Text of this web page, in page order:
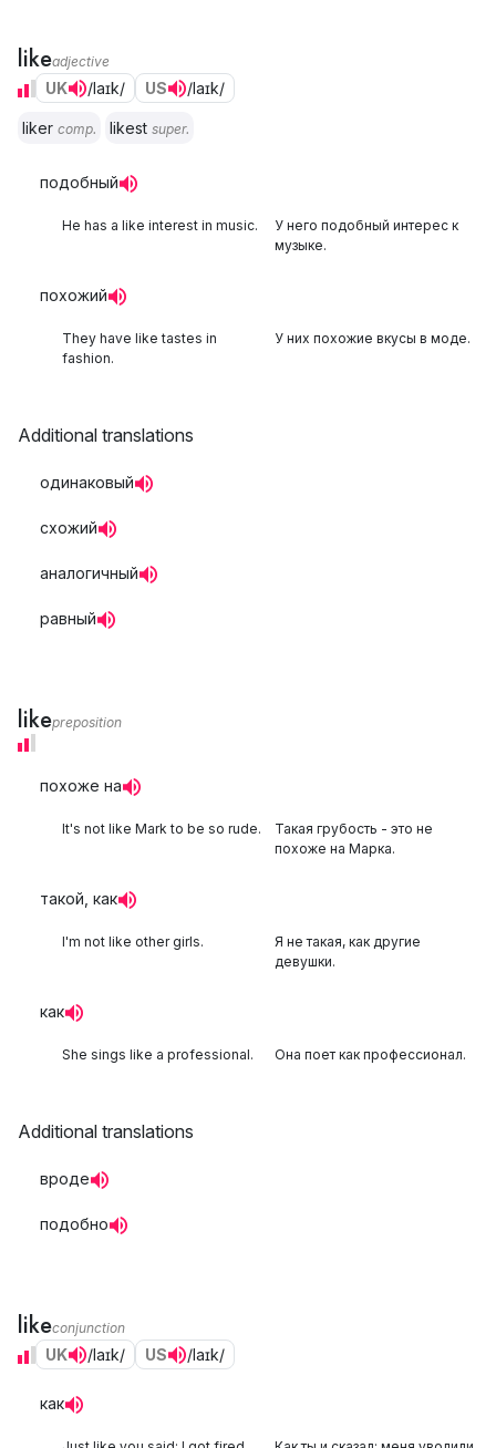
likeadjective
UK /laɪk/ US /laɪk/
liker comp. likest super.
подобный
He has a like interest in music.
У него подобный интерес к
музыке.
похожий
They have like tastes in
fashion.
У них похожие вкусы в моде.
Additional translations
одинаковый
схожий
аналогичный
равный
likepreposition
похоже на
It's not like Mark to be so rude.
Такая грубость - это не
похоже на Марка.
такой, как
I'm not like other girls.
Я не такая, как другие
девушки.
как
She sings like a professional. Она поет как профессионал.
Additional translations
вроде
подобно
likeconjunction
UK /laɪk/ US /laɪk/
как